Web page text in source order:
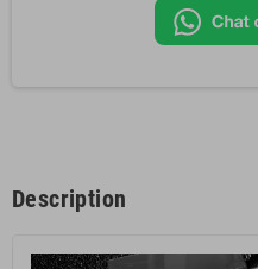
Description